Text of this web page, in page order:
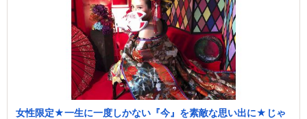
女性限定★一生に一度しかない『今』を素敵な思い出に★じゃ